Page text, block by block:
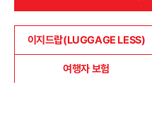
이지드랍(LUGGAGE LESS)
여행자 보험